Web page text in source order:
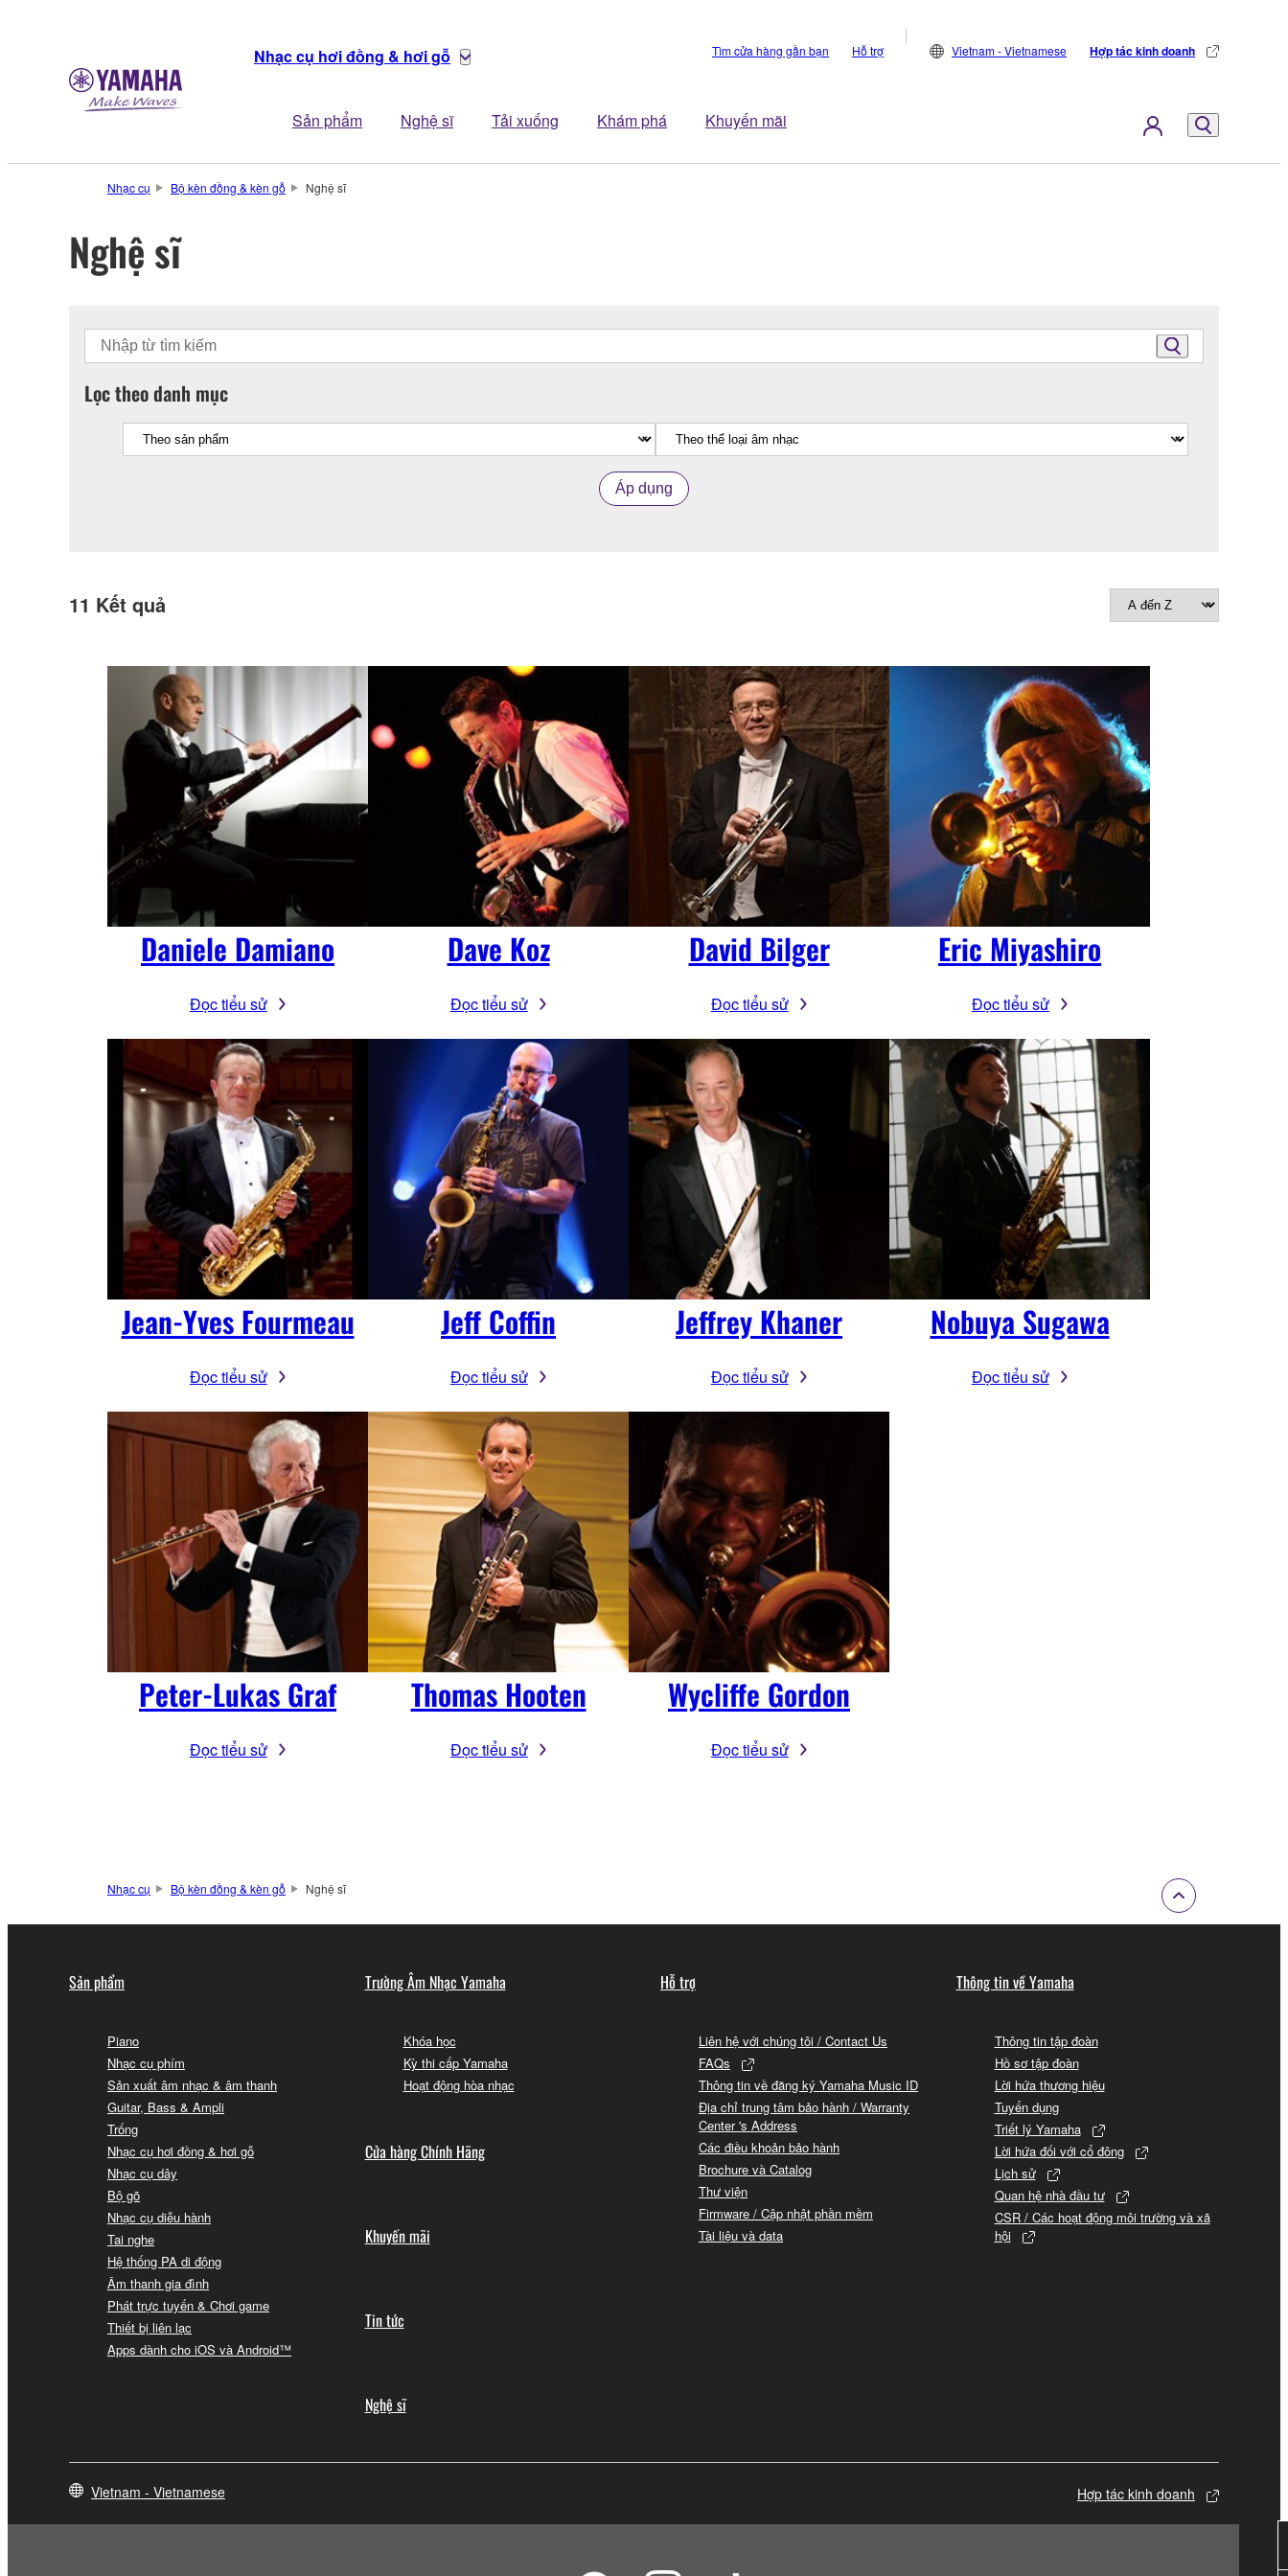
Nhạc cụ hơi đồng & hơi gỗ
Sản phẩm Nghệ sĩ Tải xuống Khám phá Khuyến mãi
Tìm cửa hàng gần bạn Hỗ trợ Vietnam - Vietnamese Hợp tác kinh doanh
Nhạc cụ Bộ kèn đồng & kèn gỗ Nghệ sĩ
Nghệ sĩ
Lọc theo danh mục
Áp dụng
11 Kết quả
Daniele Damiano
Đọc tiểu sử
Dave Koz
Đọc tiểu sử
David Bilger
Đọc tiểu sử
Eric Miyashiro
Đọc tiểu sử
Jean-Yves Fourmeau
Đọc tiểu sử
Jeff Coffin
Đọc tiểu sử
Jeffrey Khaner
Đọc tiểu sử
Nobuya Sugawa
Đọc tiểu sử
Peter-Lukas Graf
Đọc tiểu sử
Thomas Hooten
Đọc tiểu sử
Wycliffe Gordon
Đọc tiểu sử
Nhạc cụ Bộ kèn đồng & kèn gỗ Nghệ sĩ
Sản phẩm
Piano
Nhạc cụ phím
Sản xuất âm nhạc & âm thanh
Guitar, Bass & Ampli
Trống
Nhạc cụ hơi đồng & hơi gỗ
Nhạc cụ dây
Bộ gõ
Nhạc cụ diễu hành
Tai nghe
Hệ thống PA di động
Âm thanh gia đình
Phát trực tuyến & Chơi game
Thiết bị liên lạc
Apps dành cho iOS và Android™
Trường Âm Nhạc Yamaha
Khóa học
Kỳ thi cấp Yamaha
Hoạt động hòa nhạc
Cửa hàng Chính Hãng
Khuyến mãi
Tin tức
Nghệ sĩ
Hỗ trợ
Liên hệ với chúng tôi / Contact Us
FAQs
Thông tin về đăng ký Yamaha Music ID
Địa chỉ trung tâm bảo hành / Warranty
Center 's Address
Các điều khoản bảo hành
Brochure và Catalog
Thư viện
Firmware / Cập nhật phần mềm
Tài liệu và data
Thông tin về Yamaha
Thông tin tập đoàn
Hồ sơ tập đoàn
Lời hứa thương hiệu
Tuyển dụng
Triết lý Yamaha
Lời hứa đối với cổ đông
Lịch sử
Quan hệ nhà đầu tư
CSR / Các hoạt động môi trường và xã
hội
Vietnam - Vietnamese Hợp tác kinh doanh